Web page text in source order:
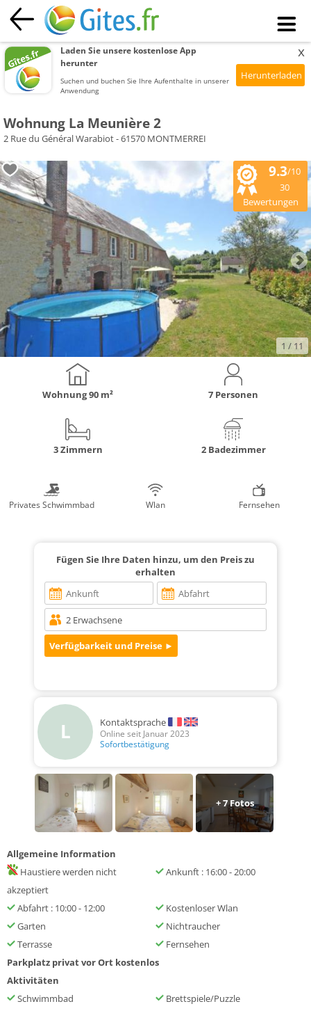
Laden Sie unsere kostenlose App
herunter
Suchen und buchen Sie Ihre Aufenthalte in unserer
Anwendung
x
Wohnung La Meunière 2
2 Rue du Général Warabiot - 61570 MONTMERREI
9.3/10
30
Bewertungen
1 / 11
Wohnung90 m² 7 Personen
3 Zimmern 2 Badezimmer
Privates Schwimmbad Wlan Fernsehen
Fügen Sie Ihre Daten hinzu, um den Preis zu
erhalten
L Kontaktsprache
Online seit Januar 2023
Sofortbestätigung
+7Fotos
Allgemeine Information
Haustiere werden nicht
akzeptiert
Ankunft : 16:00 - 20:00
Abfahrt : 10:00 - 12:00
Kostenloser Wlan
Garten
Nichtraucher
Terrasse
Fernsehen
Parkplatz privat vor Ort kostenlos
Aktivitäten
Schwimmbad
Brettspiele/Puzzle